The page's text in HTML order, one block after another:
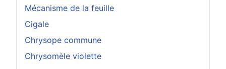
Mécanisme de la feuille
Cigale
Chrysope commune
Chrysomèle violette